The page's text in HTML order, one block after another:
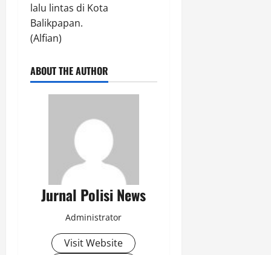
lalu lintas di Kota
Balikpapan.
(Alfian)
ABOUT THE AUTHOR
Jurnal Polisi News
Administrator
Visit Website